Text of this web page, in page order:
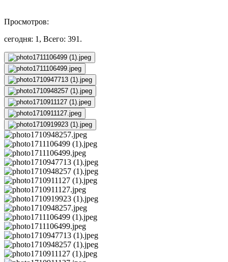
Просмотров:
сегодня: 1, Всего: 391.